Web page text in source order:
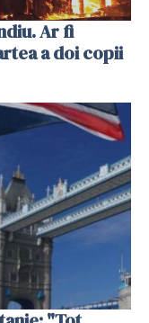
Ar fi
a doi copii